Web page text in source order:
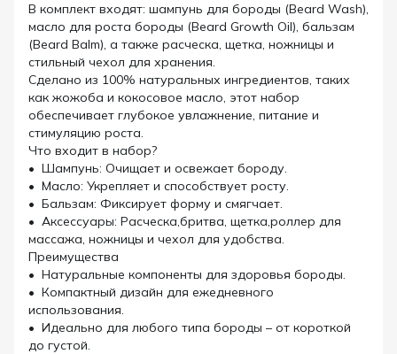
В комплект входят: шампунь для бороды (Beard Wash),
масло для роста бороды (Beard Growth Oil), бальзам
(Beard Balm), а также расческа, щетка, ножницы и
стильный чехол для хранения.
Сделано из 100% натуральных ингредиентов, таких
как жожоба и кокосовое масло, этот набор
обеспечивает глубокое увлажнение, питание и
стимуляцию роста.
Что входит в набор?
• Шампунь: Очищает и освежает бороду.
• Масло: Укрепляет и способствует росту.
• Бальзам: Фиксирует форму и смягчает.
• Аксессуары: Расческа,бритва, щетка,роллер для
массажа, ножницы и чехол для удобства.
Преимущества
• Натуральные компоненты для здоровья бороды.
• Компактный дизайн для ежедневного
использования.
• Идеально для любого типа бороды – от короткой
до густой.